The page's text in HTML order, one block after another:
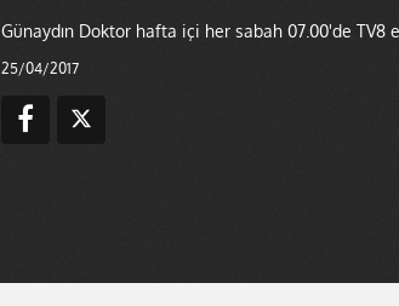
Günaydın Doktor hafta içi her sabah 07.00'de TV8
25/04/2017